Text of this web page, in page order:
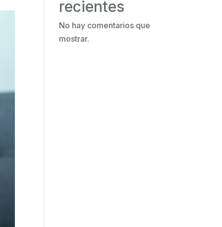
recientes
No hay comentarios que
mostrar.